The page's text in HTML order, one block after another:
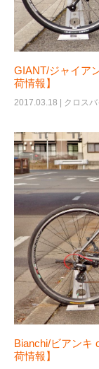
GIANT/ジャイア
荷情報】
2017.03.18 | クロスバ
Bianchi/ビアンキ
荷情報】